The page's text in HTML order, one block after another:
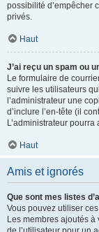
possibilité d’empêcher
privés.
Haut
J’ai reçu un spam ou
Le formulaire de
suivre les utilisateurs
l’administrateur une
d’inclure l’en-tête (il
L’administrateur
Haut
Amis et ignorés
Que sont mes listes
Vous pouvez utiliser
Les membres ajoutés à